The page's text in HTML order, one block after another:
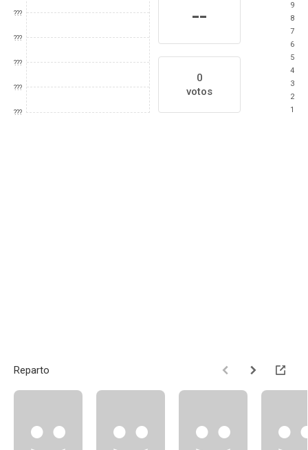
???
???
???
???
???
--
0
votos
9
8
7
6
5
4
3
2
1
Reparto